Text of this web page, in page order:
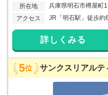
所在地
兵庫県明石市樽屋
アクセス
JR「明石駅」徒歩約
詳しくみる
5位 サンクスリアルテ